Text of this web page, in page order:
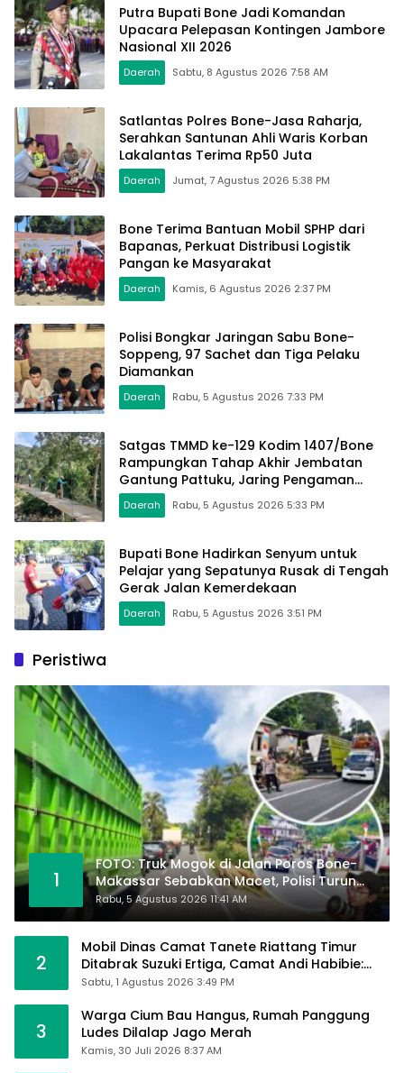
Putra Bupati Bone Jadi Komandan
Upacara Pelepasan Kontingen Jambore
Nasional XII 2026
Daerah Sabtu, 8 Agustus 2026 7:58 AM
Satlantas Polres Bone-Jasa Raharja,
Serahkan Santunan Ahli Waris Korban
Lakalantas Terima Rp50 Juta
Daerah Jumat, 7 Agustus 2026 5:38 PM
Bone Terima Bantuan Mobil SPHP dari
Bapanas, Perkuat Distribusi Logistik
Pangan ke Masyarakat
Daerah Kamis, 6 Agustus 2026 2:37 PM
Polisi Bongkar Jaringan Sabu Bone-
Soppeng, 97 Sachet dan Tiga Pelaku
Diamankan
Daerah Rabu, 5 Agustus 2026 7:33 PM
Satgas TMMD ke-129 Kodim 1407/Bone
Rampungkan Tahap Akhir Jembatan
Gantung Pattuku, Jaring Pengaman
Mulai Terpasang
Daerah Rabu, 5 Agustus 2026 5:33 PM
Bupati Bone Hadirkan Senyum untuk
Pelajar yang Sepatunya Rusak di Tengah
Gerak Jalan Kemerdekaan
Daerah Rabu, 5 Agustus 2026 3:51 PM
Peristiwa
1
FOTO: Truk Mogok di Jalan Poros Bone-
Makassar Sebabkan Macet, Polisi Turun
Tangan
Rabu, 5 Agustus 2026 11:41 AM
2
Mobil Dinas Camat Tanete Riattang Timur
Ditabrak Suzuki Ertiga, Camat Andi Habibie:
Alhamdulillah Saya Baik-Baik Saja
Sabtu, 1 Agustus 2026 3:49 PM
3
Warga Cium Bau Hangus, Rumah Panggung
Ludes Dilalap Jago Merah
Kamis, 30 Juli 2026 8:37 AM